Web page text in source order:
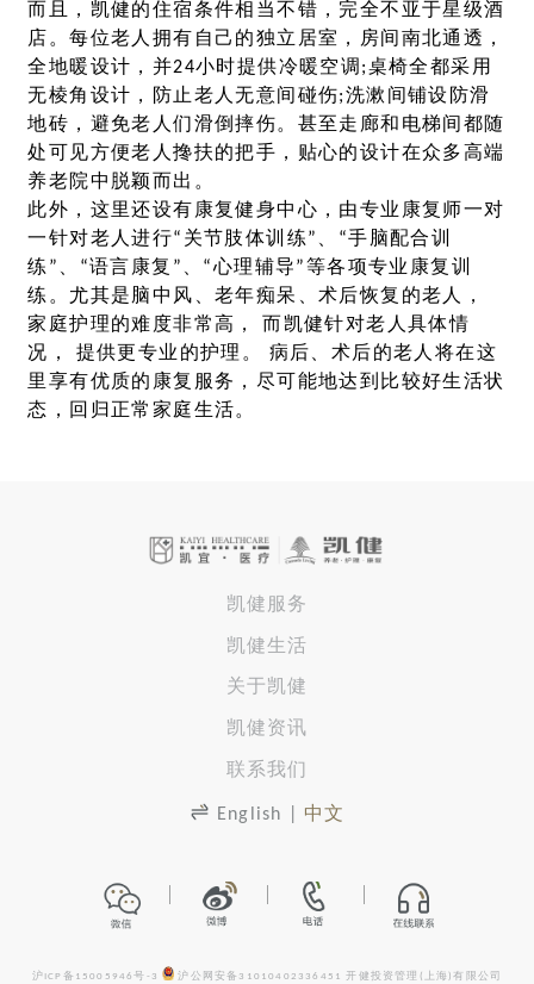
而且，凯健的住宿条件相当不错，完全不亚于星级酒
店。每位老人拥有自己的独立居室，房间南北通透，
全地暖设计，并24小时提供冷暖空调;桌椅全都采用
无棱角设计，防止老人无意间碰伤;洗漱间铺设防滑
地砖，避免老人们滑倒摔伤。甚至走廊和电梯间都随
处可见方便老人搀扶的把手，贴心的设计在众多高端
养老院中脱颖而出。
此外，这里还设有康复健身中心，由专业康复师一对
一针对老人进行“关节肢体训练”、“手脑配合训
练”、“语言康复”、“心理辅导”等各项专业康复训
练。尤其是脑中风、老年痴呆、术后恢复的老人，
家庭护理的难度非常高， 而凯健针对老人具体情
况， 提供更专业的护理。 病后、术后的老人将在这
里享有优质的康复服务，尽可能地达到比较好生活状
态，回归正常家庭生活。
沪ICP备15005946号-3 沪公网安备31010402336451 开健投资管理(上海)有限公司
凯健服务
凯健生活
关于凯健
凯健资讯
联系我们
English 中文